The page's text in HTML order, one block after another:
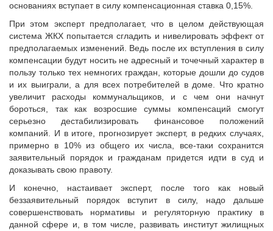
основаниях вступает в силу компенсационная ставка 0,15%.
При этом эксперт предполагает, что в целом действующая
система ЖКХ попытается сгладить и нивелировать эффект от
предполагаемых изменений. Ведь после их вступления в силу
компенсации будут носить не адресный и точечный характер в
пользу только тех немногих граждан, которые дошли до судов
и их выиграли, а для всех потребителей в доме. Что кратно
увеличит расходы коммунальщиков, и с чем они начнут
бороться, так как возросшие суммы компенсаций смогут
серьезно дестабилизировать финансовое положений
компаний. И в итоге, прогнозирует эксперт, в редких случаях,
примерно в 10% из общего их числа, все-таки сохранится
заявительный порядок и гражданам придется идти в суд и
доказывать свою правоту.
И конечно, настаивает эксперт, после того как новый
беззаявительный порядок вступит в силу, надо дальше
совершенствовать нормативы и регуляторную практику в
данной сфере и, в том числе, развивать институт жилищных